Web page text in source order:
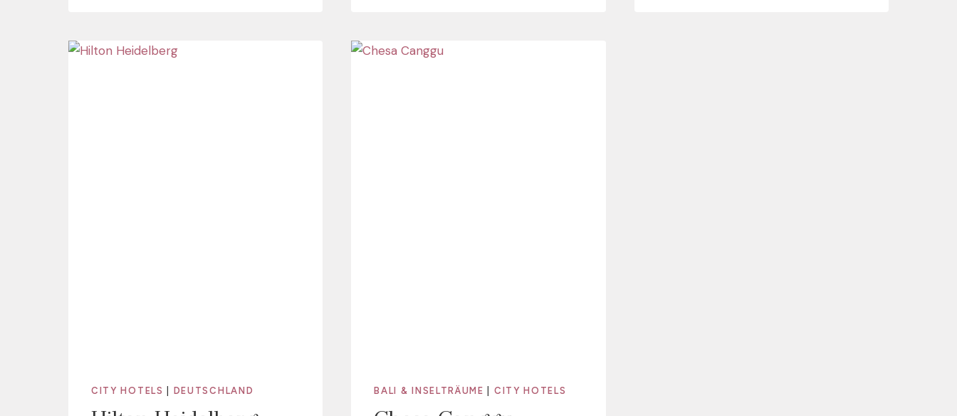
CITY HOTELS DEUTSCHLAND BALI & INSELTRÄUME CITY HOTELS